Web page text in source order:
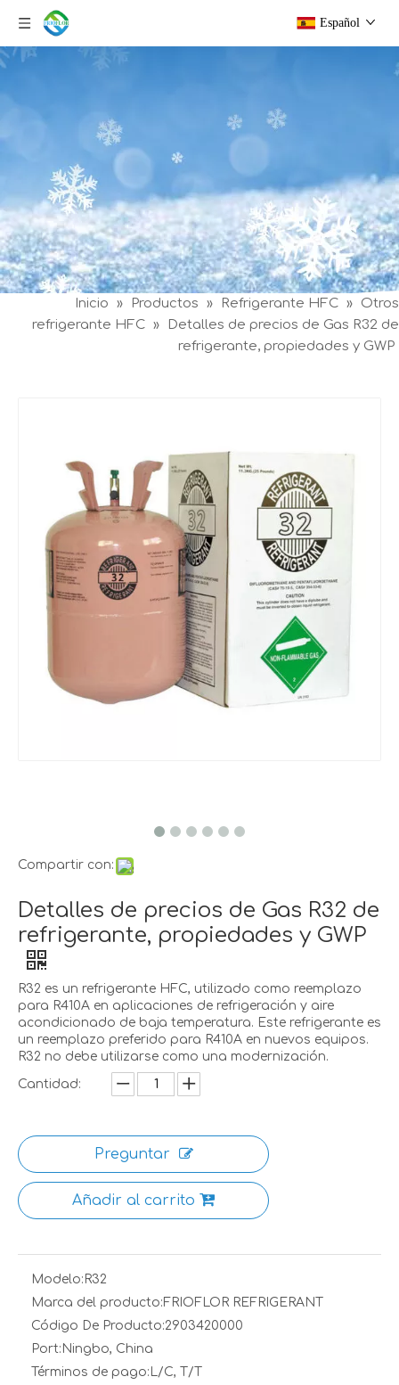
Español
Inicio » Productos » Refrigerante HFC » Otros
refrigerante HFC »
Detalles de precios de Gas R32 de
refrigerante, propiedades y GWP
Compartir con:
Detalles de precios de Gas R32 de
refrigerante, propiedades y GWP
R32 es un refrigerante HFC, utilizado como reemplazo
para R410A en aplicaciones de refrigeración y aire
acondicionado de baja temperatura. Este refrigerante es
un reemplazo preferido para R410A en nuevos equipos.
R32 no debe utilizarse como una modernización.
Cantidad:
Preguntar
Añadir al carrito
Modelo: R32
Marca del producto:FRIOFLOR REFRIGERANT
Código De Producto:2903420000
Port: Ningbo, China
Términos de pago: L/C, T/T